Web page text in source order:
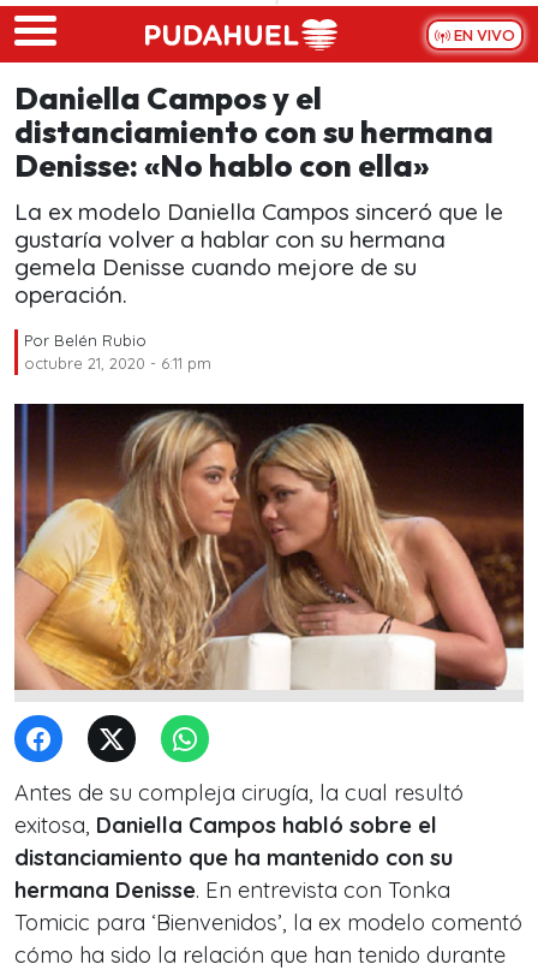
Skip to main content
EN VIVO
Daniella Campos y el
distanciamiento con su hermana
Denisse: «No hablo con ella»
La ex modelo Daniella Campos sinceró que le
gustaría volver a hablar con su hermana
gemela Denisse cuando mejore de su
operación.
Por Belén Rubio
octubre 21, 2020 - 6:11 pm
Antes de su compleja cirugía, la cual resultó
exitosa, Daniella Campos habló sobre el
distanciamiento que ha mantenido con su
hermana Denisse. En entrevista con Tonka
Tomicic para ‘Bienvenidos’, la ex modelo comentó
cómo ha sido la relación que han tenido durante